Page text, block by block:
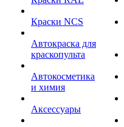
Краски NCS
Автокраска для
краскопульта
Автокосметика
и химия
Аксессуары